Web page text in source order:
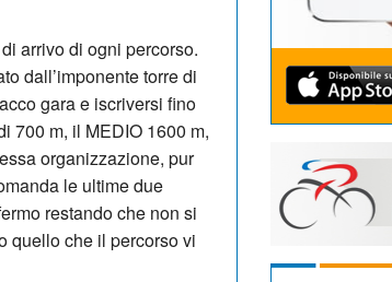
arrivo di ogni percorso.
dall’imponente torre di
gara e iscriversi fino
700 m, il MEDIO 1600 m,
organizzazione, pur
le ultime due
restando che non si
quello che il percorso vi